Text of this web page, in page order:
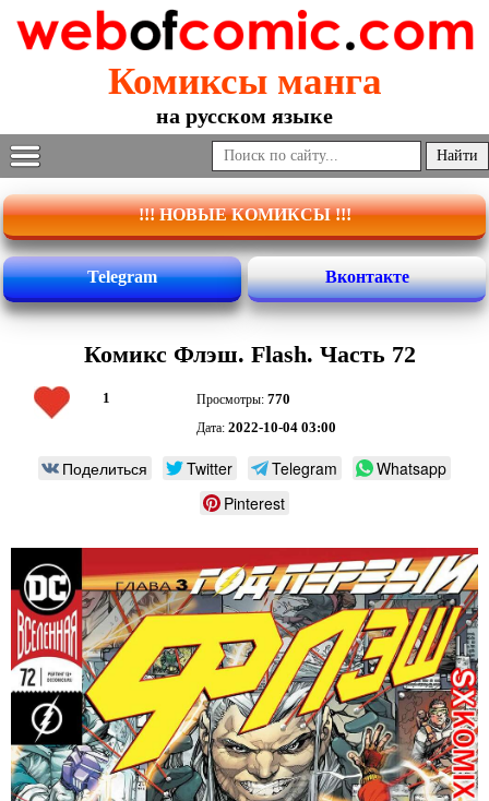
Комиксы манга
на русском языке
!!! НОВЫЕ КОМИКСЫ !!!
Telegram Вконтакте
Комикс Флэш. Flash. Часть 72
1 Просмотры: 770
Дата: 2022-10-04 03:00
Поделиться Twitter Telegram
Whatsapp
Pinterest